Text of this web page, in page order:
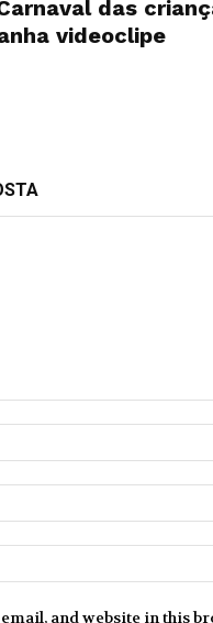
das
videoclipe
email, and website in this